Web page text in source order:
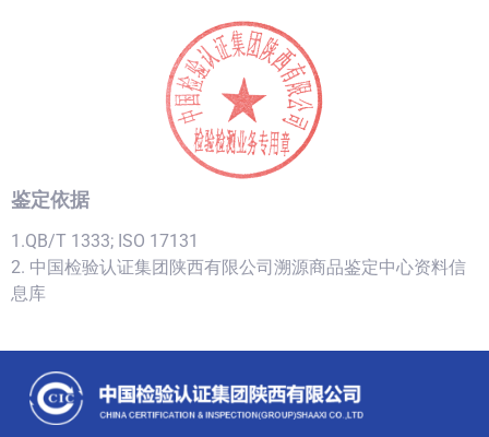
鉴定依据
1.QB/T 1333; ISO 17131
2. 中国检验认证集团陕西有限公司溯源商品鉴定中心资料信
息库